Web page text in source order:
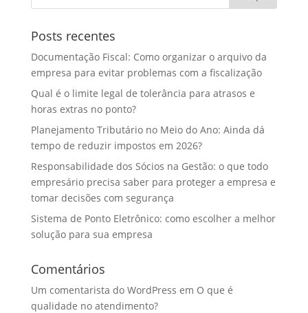
Posts recentes
Documentação Fiscal: Como organizar o arquivo da
empresa para evitar problemas com a fiscalização
Qual é o limite legal de tolerância para atrasos e
horas extras no ponto?
Planejamento Tributário no Meio do Ano: Ainda dá
tempo de reduzir impostos em 2026?
Responsabilidade dos Sócios na Gestão: o que todo
empresário precisa saber para proteger a empresa e
tomar decisões com segurança
Sistema de Ponto Eletrônico: como escolher a melhor
solução para sua empresa
Comentários
Um comentarista do WordPress em O que é
qualidade no atendimento?